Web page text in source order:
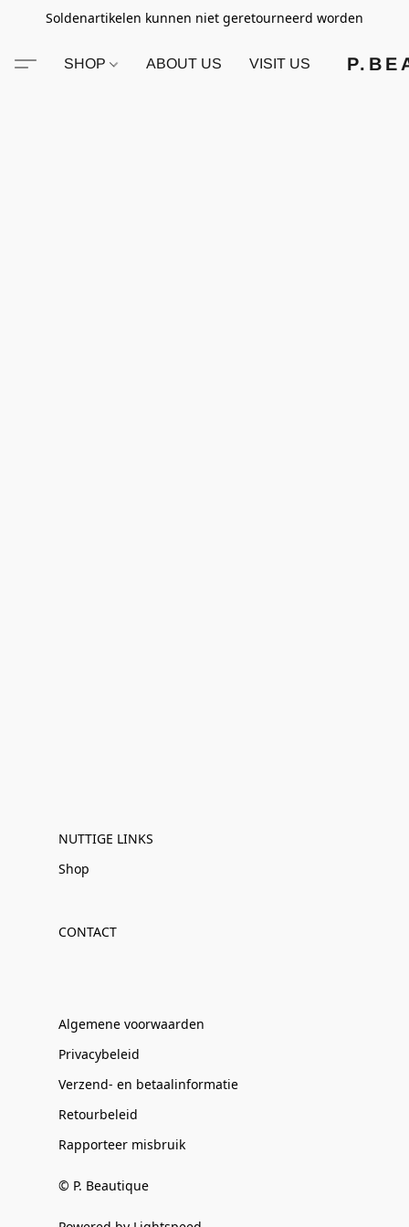
Soldenartikelen kunnen niet geretourneerd worden
SHOP ABOUT US VISIT US
NUTTIGE LINKS
Shop
CONTACT
Algemene voorwaarden
Privacybeleid
Verzend- en betaalinformatie
Retourbeleid
Rapporteer misbruik
© P. Beautique